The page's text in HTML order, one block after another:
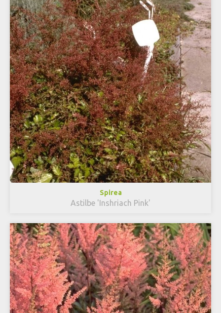
Spirea
Astilbe 'Inshriach Pink'